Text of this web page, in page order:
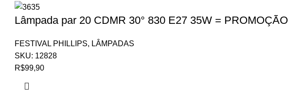
Lâmpada par 20 CDMR 30° 830 E27 35W = PROMOÇÃO
FESTIVAL PHILLIPS, LÂMPADAS
SKU: 12828
R$99,90